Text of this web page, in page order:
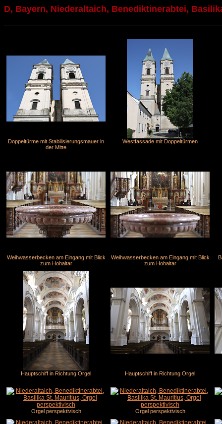
D, Bayern, Niederaltaich, Benediktinerabtei,
Doppeltürme mit Stabilisierungsmauer in
der Mitte
Westfassade mit Doppeltürmen
Weihwasserbecken am Eingang mit Blick
zum Hohaltar
Weihwasserbecken am Eingang mit Blick
zum Hohaltar
Hauptschiff in Richtung Orgel Hauptschiff in Richtung Orgel
Orgel perspektivisch Orgel perspektivisch